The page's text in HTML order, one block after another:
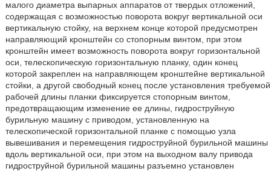
малого диаметра выпарных аппаратов от твердых отложений,
содержащая с возможностью поворота вокруг вертикальной оси
вертикальную стойку, на верхнем конце которой предусмотрен
направляющий кронштейн со стопорным винтом, при этом
кронштейн имеет возможность поворота вокруг горизонтальной
оси, телескопическую горизонтальную планку, один конец
которой закреплен на направляющем кронштейне вертикальной
стойки, а другой свободный конец после установления требуемой
рабочей длины планки фиксируется стопорным винтом,
предотвращающим изменение ее длины, гидроструйную
бурильную машину с приводом, установленную на
телескопической горизонтальной планке с помощью узла
вывешивания и перемещения гидроструйной бурильной машины
вдоль вертикальной оси, при этом на выходном валу привода
гидроструйной бурильной машины разъемно установлен